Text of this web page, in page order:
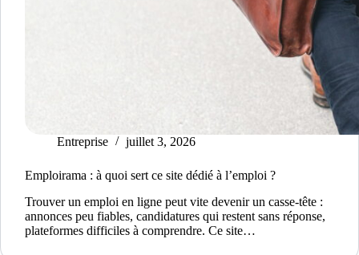
Entreprise juillet 3, 2026
Emploirama : à quoi sert ce site dédié à l’emploi ?
Trouver un emploi en ligne peut vite devenir un casse-tête :
annonces peu fiables, candidatures qui restent sans réponse,
plateformes difficiles à comprendre. Ce site…